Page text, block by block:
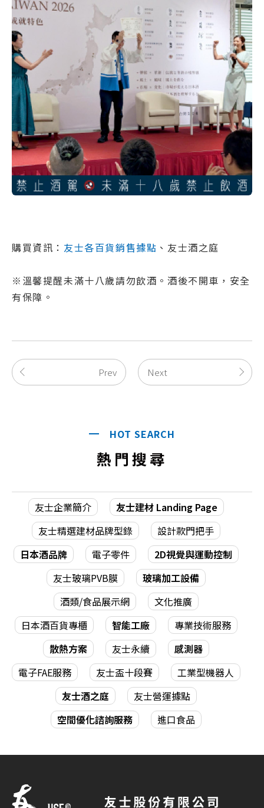
購買資訊： 友士各百貨銷售據點 、友士酒之庭
※溫馨提醒未滿十八歲請勿飲酒。酒後不開車，安全
有保障。
Prev Next
HOT SEARCH
熱門搜尋
友士企業簡介
友士建材 Landing Page
友士精選建材品牌型錄
設計款門把手
日本酒品牌
電子零件
2D視覺與運動控制
友士玻璃PVB膜
玻璃加工設備
酒類/食品展示網
文化推廣
日本酒百貨專櫃
智能工廠
專業技術服務
散熱方案
友士永續
感測器
電子FAE服務
友士盃十段賽
工業型機器人
友士酒之庭
友士營運據點
空間優化諮詢服務
進口食品